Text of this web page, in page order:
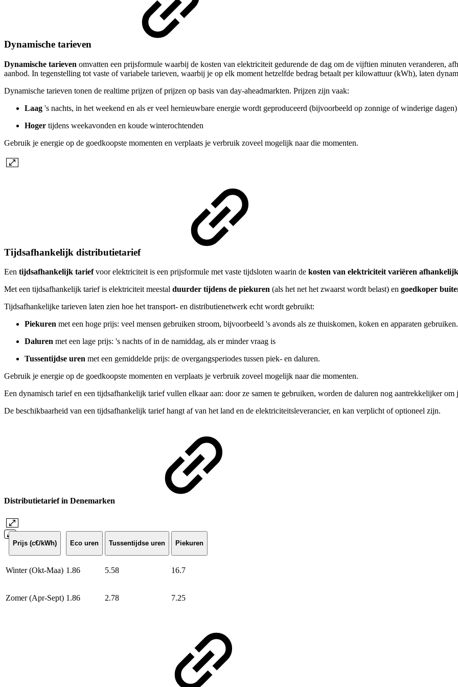
Dynamische tarieven
Dynamische tarieven omvatten een prijsformule waarbij de kosten van elektriciteit gedurende de dag om de vijftien minuten veranderen,
aanbod. In tegenstelling tot vaste of variabele tarieven, waarbij je op elk moment hetzelfde bedrag betaalt per kilowattuur (kWh), laten
Dynamische tarieven tonen de realtime prijzen of prijzen op basis van day-aheadmarkten. Prijzen zijn vaak:
Laag 's nachts, in het weekend en als er veel hernieuwbare energie wordt geproduceerd (bijvoorbeeld op zonnige of winderige dagen)
Hoger tijdens weekavonden en koude winterochtenden
Gebruik je energie op de goedkoopste momenten en verplaats je verbruik zoveel mogelijk naar die momenten.
Tijdsafhankelijk distributietarief
Een tijdsafhankelijk tariefvoor elektriciteit is een prijsformule met vaste tijdsloten waarin de kosten van elektriciteit variëren
Met een tijdsafhankelijk tarief is elektriciteit meestal duurder tijdens de piekuren (als het net het zwaarst wordt belast) en goedkoper
Tijdsafhankelijke tarieven laten zien hoe het transport- en distributienetwerk echt wordt gebruikt:
Piekuren met een hoge prijs: veel mensen gebruiken stroom, bijvoorbeeld 's avonds als ze thuiskomen, koken en apparaten gebruiken.
Daluren met een lage prijs: 's nachts of in de namiddag, als er minder vraag is
Tussentijdse uren met een gemiddelde prijs: de overgangsperiodes tussen piek- en daluren.
Gebruik je energie op de goedkoopste momenten en verplaats je verbruik zoveel mogelijk naar die momenten.
Een dynamisch tarief en een tijdsafhankelijk tarief vullen elkaar aan: door ze samen te gebruiken, worden de daluren nog aantrekkelijker om
De beschikbaarheid van een tijdsafhankelijk tarief hangt af van het land en de elektriciteitsleverancier, en kan verplicht of optioneel zijn.
Distributietarief in Denemarken
Prijs (c€/kWh) Eco uren Tussentijdse uren Piekuren
Winter (Okt-Maa) 1.86 5.58 16.7
Zomer (Apr-Sept) 1.86 2.78 7.25